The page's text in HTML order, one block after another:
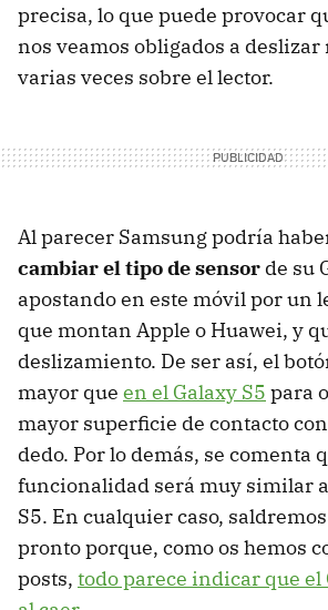
precisa, lo que puede provocar
nos veamos obligados a
varias veces sobre el lector.
Al parecer Samsung podría
cambiar el tipo de sensor de su
apostando en este móvil por un
que montan Apple o Huawei, y
deslizamiento. De ser así, el
mayor que en el Galaxy S5 para
mayor superficie de contacto
dedo. Por lo demás, se comenta
funcionalidad será muy similar
S5. En cualquier caso,
pronto porque, como os hemos
posts, todo parece indicar que el